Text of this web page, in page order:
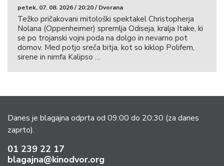
petek, 07. 08. 2026 / 20:20 / Dvorana
Težko pričakovani mitološki spektakel Christopherja
Nolana (Oppenheimer) spremlja Odiseja, kralja Itake, ki
se po trojanski vojni poda na dolgo in nevarno pot
domov. Med potjo sreča bitja, kot so kiklop Polifem,
sirene in nimfa Kalipso …
Danes je blagajna odprta od 09:00 do 20:30 (za danes
zaprto).
01 239 22 17
blagajna@kinodvor.org